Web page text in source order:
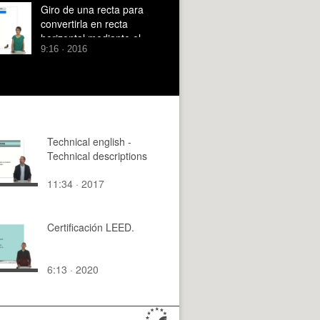
PLANO EMPLEANDO EL
SISTEMA DIÉDRICO
Giro de una recta para
convertirla en recta
horizontal mediante el
sistema diédrico
9:16 · 2016
Technical english -
Technical descriptions
11:34 · 2017
Certificación LEED.
6:13 · 2020